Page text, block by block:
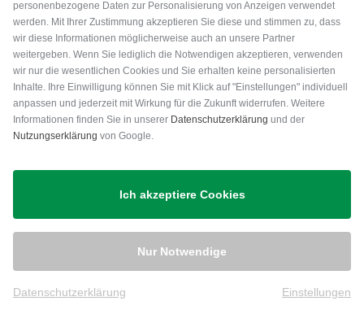
Versand
personenbezogene Daten zur Personalisierung von Anzeigen verwendet
werden. Mit Ihrer Zustimmung akzeptieren Sie diese und stimmen zu, dass
wir diese Informationen möglicherweise auch an unsere Partner
weitergeben. Wenn Sie lediglich die Notwendigen akzeptieren, verwenden
wir nur die wesentlichen Cookies und Sie erhalten keine personalisierten
Inhalte. Ihre Einwilligung können Sie mit Klick auf "Einstellungen" individuell
anpassen und jederzeit mit Wirkung für die Zukunft widerrufen. Weitere
Informationen finden Sie in unserer Datenschutzerklärung und der
Nutzungserklärung von Google.
Ich akzeptiere Cookies
Nur Notwendige
Datenschutzerklärung Einstellungen